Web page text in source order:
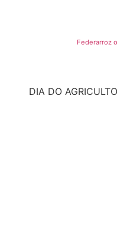
Federarroz
DIA DO